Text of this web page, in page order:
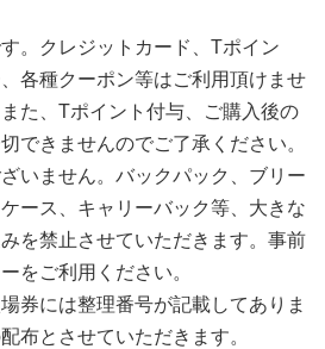
。クレジットカード、Tポイン
各種クーポン等はご利用頂けませ
た、Tポイント付与、ご購入後の
できませんのでご了承ください。
いません。バックパック、ブリー
ース、キャリーバック等、大きな
を禁止させていただきます。事前
をご利用ください。
券には整理番号が記載してありま
布とさせていただきます。